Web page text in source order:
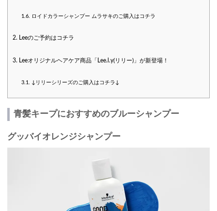
1.6. ロイドカラーシャンプー ムラサキのご購入はコチラ
2. Leeのご予約はコチラ
3. Leeオリジナルヘアケア商品「Lee.l.y(リリー)」が新登場！
3.1. ↓リリーシリーズのご購入はコチラ↓
青髪キープにおすすめのブルーシャンプー
グッバイオレンジシャンプー